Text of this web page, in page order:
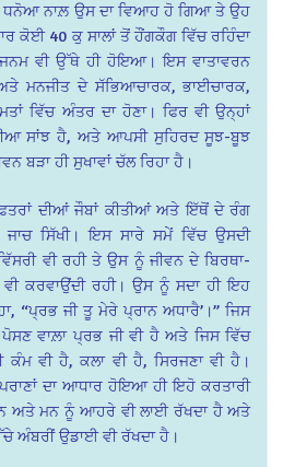
ਧਨੋਆ ਨਾਲ਼ ਉਸ ਦਾ ਵਿਆਹ ਹੋ ਗਿਆ ਤੇ ਉਹ
ਕੋਈ 40 ਕੁ ਸਾਲਾਂ ਤੋਂ ਹੌਂਗਕੌਗ ਵਿੱਚ ਰਹਿੰਦਾ
ਵੀ ਉੱਥੇ ਹੀ ਹੋਇਆ। ਇਸ ਵਾਤਾਵਰਨ
ਮਨਜੀਤ ਦੇ ਸੱਭਿਆਚਾਰਕ, ਭਾਈਚਾਰਕ,
ਵਿੱਚ ਅੰਤਰ ਦਾ ਹੋਣਾ। ਫਿਰ ਵੀ ਉਨ੍ਹਾਂ
ਸਾਂਝ ਹੈ, ਅਤੇ ਆਪਸੀ ਸੁਹਿਰਦ ਸੂਝ-ਬੂਝ
ਬੜਾ ਹੀ ਸੁਖਾਵਾਂ ਚੱਲ ਰਿਹਾ ਹੈ।
ਦੀਆਂ ਜੌਬਾਂ ਕੀਤੀਆਂ ਅਤੇ ਇੱਥੋਂ ਦੇ ਰੰਗ
ਸਿੱਖੀ। ਇਸ ਸਾਰੇ ਸਮੇਂ ਵਿੱਚ ਉਸਦੀ
ਵੀ ਰਹੀ ਤੇ ਉਸ ਨੂੰ ਜੀਵਨ ਦੇ ਬਿਰਥਾ-
ਕਰਵਾਉਂਦੀ ਰਹੀ। ਉਸ ਨੂੰ ਸਦਾ ਹੀ ਇਹ
“ਪ੍ਰਭ ਜੀ ਤੂ ਮੇਰੇ ਪ੍ਰਾਨ ਅਧਾਰੈ’।” ਜਿਸ
ਵਾਲ਼ਾ ਪ੍ਰਭ ਜੀ ਵੀ ਹੈ ਅਤੇ ਜਿਸ ਵਿੱਚ
ਵੀ ਹੈ, ਕਲਾ ਵੀ ਹੈ, ਸਿਰਜਣਾ ਵੀ ਹੈ।
ਦਾ ਆਧਾਰ ਹੋਇਆ ਹੀ ਇਹੋ ਕਰਤਾਰੀ
ਅਤੇ ਮਨ ਨੂੰ ਆਹਰੇ ਵੀ ਲਾਈ ਰੱਖਦਾ ਹੈ ਅਤੇ
ਅੰਬਰੀਂ ਉਡਾਈ ਵੀ ਰੱਖਦਾ ਹੈ।